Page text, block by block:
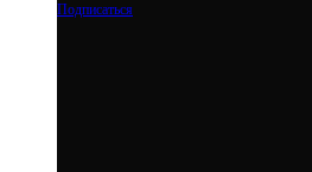
Подписаться